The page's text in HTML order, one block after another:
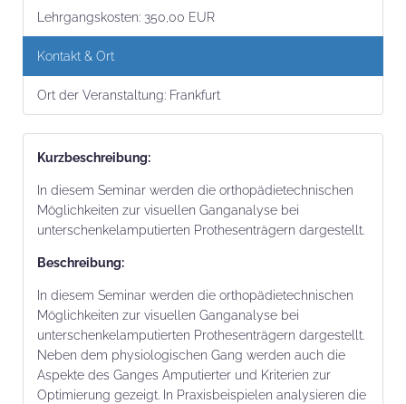
Lehrgangs­kosten: 350,00 EUR
Kontakt & Ort
Ort der Veranstaltung: Frankfurt
Kurz­beschrei­bung:
In diesem Seminar werden die orthopädietechnischen
Möglichkeiten zur visuellen Ganganalyse bei
unterschenkelamputierten Prothesenträgern dargestellt.
Beschrei­bung:
In diesem Seminar werden die orthopädietechnischen
Möglichkeiten zur visuellen Ganganalyse bei
unterschenkelamputierten Prothesenträgern dargestellt.
Neben dem physiologischen Gang werden auch die
Aspekte des Ganges Amputierter und Kriterien zur
Optimierung gezeigt. In Praxisbeispielen analysieren die